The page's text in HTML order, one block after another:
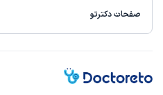
صفحات دکترتو